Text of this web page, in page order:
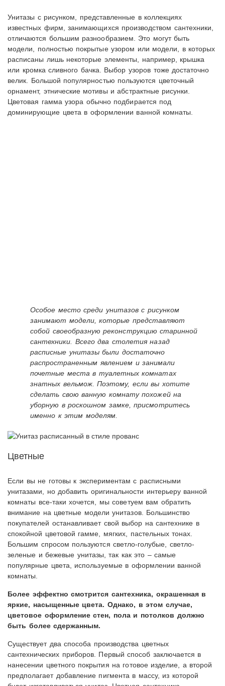
Унитазы с рисунком, представленные в коллекциях
известных фирм, занимающихся производством сантехники,
отличаются большим разнообразием. Это могут быть
модели, полностью покрытые узором или модели, в которых
расписаны лишь некоторые элементы, например, крышка
или кромка сливного бачка. Выбор узоров тоже достаточно
велик. Большой популярностью пользуются цветочный
орнамент, этнические мотивы и абстрактные рисунки.
Цветовая гамма узора обычно подбирается под
доминирующие цвета в оформлении ванной комнаты.
Особое место среди унитазов с рисунком
занимают модели, которые представляют
собой своеобразную реконструкцию старинной
сантехники. Всего два столетия назад
расписные унитазы были достаточно
распространенным явлением и занимали
почетные места в туалетных комнатах
знатных вельмож. Поэтому, если вы хотите
сделать свою ванную комнату похожей на
уборную в роскошном замке, присмотритесь
именно к этим моделям.
Цветные
Если вы не готовы к экспериментам с расписными
унитазами, но добавить оригинальности интерьеру ванной
комнаты все-таки хочется, мы советуем вам обратить
внимание на цветные модели унитазов. Большинство
покупателей останавливает свой выбор на сантехнике в
спокойной цветовой гамме, мягких, пастельных тонах.
Большим спросом пользуются светло-голубые, светло-
зеленые и бежевые унитазы, так как это – самые
популярные цвета, используемые в оформлении ванной
комнаты.
Более эффектно смотрится сантехника, окрашенная в
яркие, насыщенные цвета. Однако, в этом случае,
цветовое оформление стен, пола и потолков должно
быть более сдержанным.
Существует два способа производства цветных
сантехнических приборов. Первый способ заключается в
нанесении цветного покрытия на готовое изделие, а второй
предполагает добавление пигмента в массу, из которой